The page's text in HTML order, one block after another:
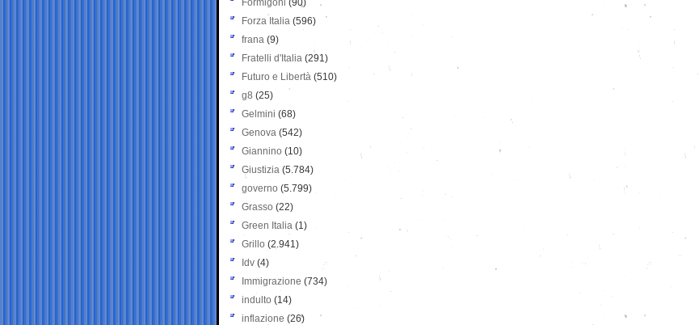
Formigoni (90)
Forza Italia (596)
frana (9)
Fratelli d'Italia (291)
Futuro e Libertà (510)
g8 (25)
Gelmini (68)
Genova (542)
Giannino (10)
Giustizia (5.784)
governo (5.799)
Grasso (22)
Green Italia (1)
Grillo (2.941)
Idv (4)
Immigrazione (734)
indulto (14)
inflazione (26)